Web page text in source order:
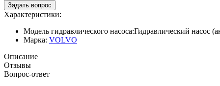
Характеристики:
Модель гидравлического насоса:Гидравлический насос
Марка: VOLVO
Описание
Отзывы
Вопрос-ответ